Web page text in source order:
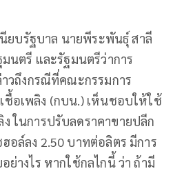
ยบรัฐบาล นายพีระพันธุ์ สาลี
นตรี และรัฐมนตรีว่าการ
วถึงกรณีที่คณะกรรมการ
อเพลิง (กบน.) เห็นชอบให้ใช้
ในการปรับลดราคาขายปลีก
อล์ลง 2.50 บาทต่อลิตร มีการ
ย่างไร หากใช้กลไกนี้ ว่า ถ้ามี